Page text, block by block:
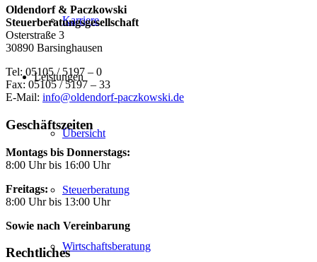
Karriere
Leistungen
Übersicht
Steuerberatung
Wirtschaftsberatung
Oldendorf & Paczkowski
Steuerberatungsgesellschaft
Osterstraße 3
30890 Barsinghausen
Tel: 05105 / 5197 – 0
Fax: 05105 / 5197 – 33
E-Mail: info@oldendorf-paczkowski.de
Geschäftszeiten
Montags bis Donnerstags:
8:00 Uhr bis 16:00 Uhr
Freitags:
8:00 Uhr bis 13:00 Uhr
Sowie nach Vereinbarung
Rechtliches